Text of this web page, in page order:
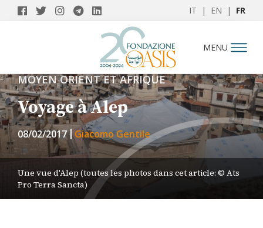
IT | EN | FR
MENU
MOYEN ORIENT ET AFRIQUE
Voyage à Alep
08/02/2017 Giacomo Gentile
Une vue d'Alep (toutes les photos dans cet article: © Ats
Pro Terra Sancta)